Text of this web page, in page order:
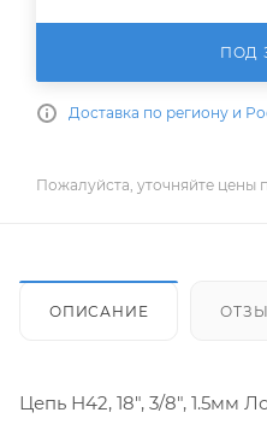
ПОД
Доставка по региону и
Пожалуйста, уточняйте цены
ОПИСАНИЕ
Цепь Н42, 18", 3/8", 1.5мм